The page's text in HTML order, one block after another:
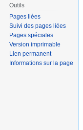
Outils
Pages liées
Suivi des pages liées
Pages spéciales
Version imprimable
Lien permanent
Informations sur la page